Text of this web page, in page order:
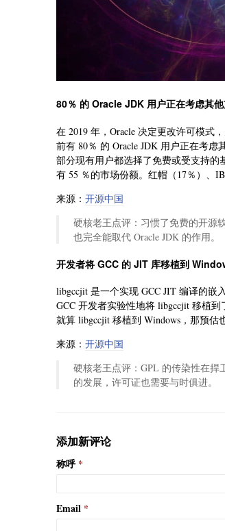
80％ 的 Oracle JDK 用户正在考虑其
在 2019 年，Oracle 决定更改许可模式
前有 80％ 的 Oracle JDK 用户正在考虑
部分现有用户都选择了免费或受支持的
有 55 ％的市场份额。红帽（17％）、
来源： 开源中国
硬核老王点评：习惯了免费的开源
也完全能取代 Oracle JDK 的作用。
开发者将 GCC 的 JIT 库移植到
libgccjit 是一个实现 GCC JIT 编译的嵌
GCC 开发者实验性地将 libgccjit 移植
就算 libgccjit 移植到 Windows，那预估
来源： 开源中国
硬核老王点评：GPL 的传染性在
的发展，许可证也需要与时俱进。
添加新评论
称呼
Email